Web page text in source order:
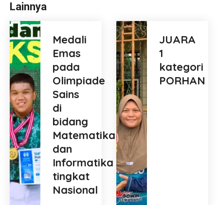
Lainnya
Medali
Emas
pada
Olimpiade
Sains
di
bidang
Matematika
dan
Informatika
tingkat
Nasional
JUARA
1
kategori
PORHAN